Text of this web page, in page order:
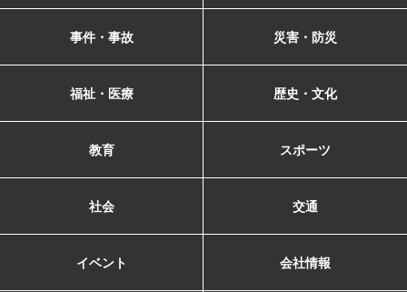
事件・事故 災害・防災
福祉・医療 歴史・文化
教育 スポーツ
社会 交通
イベント 会社情報